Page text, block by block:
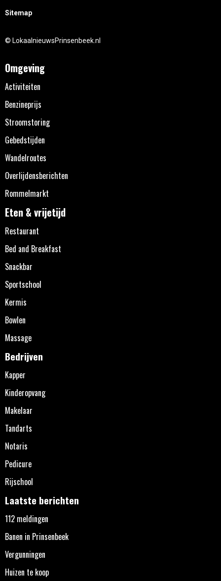
Sitemap
© LokaalnieuwsPrinsenbeek.nl
Omgeving
Activiteiten
Benzineprijs
Stroomstoring
Gebedstijden
Wandelroutes
Overlijdensberichten
Rommelmarkt
Eten & vrijetijd
Restaurant
Bed and Breakfast
Snackbar
Sportschool
Kermis
Bowlen
Massage
Bedrijven
Kapper
Kinderopvang
Makelaar
Tandarts
Notaris
Pedicure
Rijschool
Laatste berichten
112 meldingen
Banen in Prinsenbeek
Vergunningen
Huizen te koop